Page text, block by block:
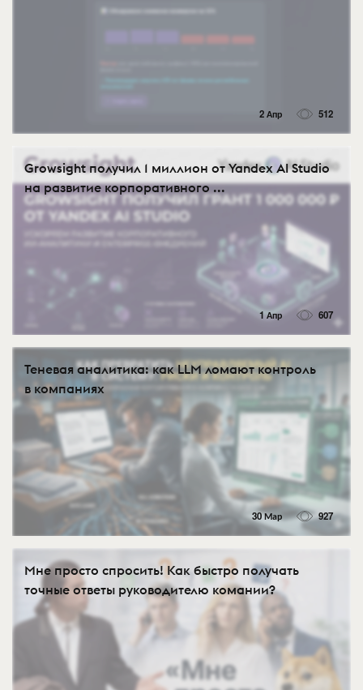
2 Апр 512
Growsight получил 1 миллион от Yandex AI Studio
на развитие корпоративного ...
1 Апр 607
Теневая аналитика: как LLM ломают контроль
в компаниях
30 Мар 927
Мне просто спросить! Как быстро получать
точные ответы руководителю комании?